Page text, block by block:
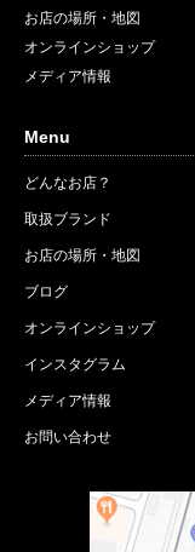
お店の場所・地図
オンラインショップ
メディア情報
Menu
どんなお店？
取扱ブランド
お店の場所・地図
ブログ
オンラインショップ
インスタグラム
メディア情報
お問い合わせ